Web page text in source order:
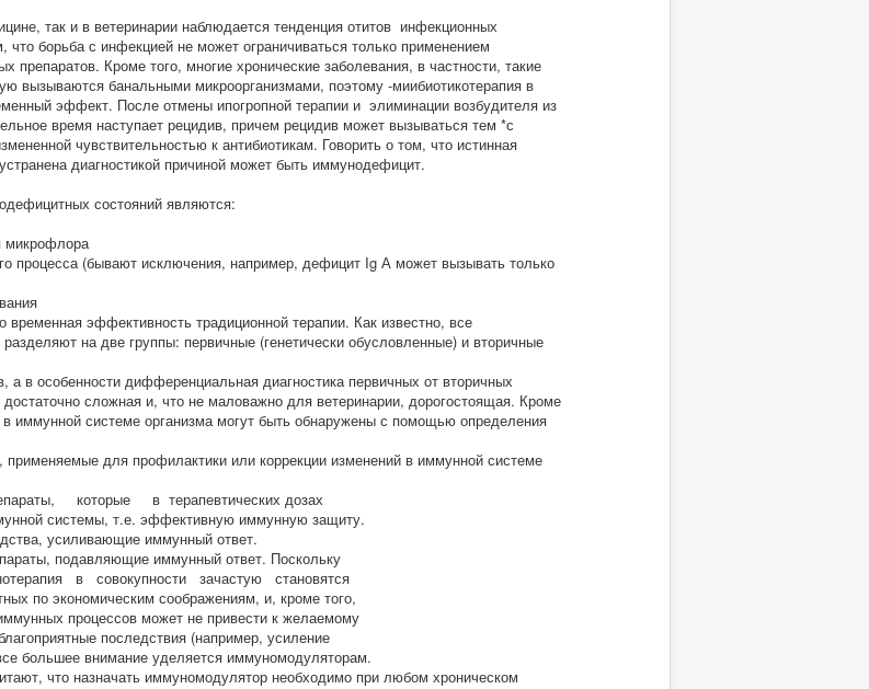
так и в ветеринарии наблюдается тенденция отитов инфекционных
борьба с инфекцией не может ограничиваться только применением
препаратов. Кроме того, многие хронические заболевания, в частности, такие
вызываются банальными микроорганизмами, поэтому -миибиотикотерапия в
эффект. После отмены ипогропной терапии и элиминации возбудителя из
время наступает рецидив, причем рецидив может вызываться тем *с
чувствительностью к антибиотикам. Говорить о том, что истинная
диагностикой причиной может быть иммунодефицит.
состояний являются:
микрофлора
процесса (бывают исключения, например, дефицит Ig А может вызывать только
эффективность традиционной терапии. Как известно, все
на две группы: первичные (генетически обусловленные) и вторичные
а в особенности дифференциальная диагностика первичных от вторичных
сложная и, что не маловажно для ветеринарии, дорогостоящая. Кроме
в иммунной системе организма могут быть обнаружены с помощью определения
применяемые для профилактики или коррекции изменений в иммунной системе
которые в терапевтических дозах
системы, т.е. эффективную иммунную защиту.
усиливающие иммунный ответ.
подавляющие иммунный ответ. Поскольку
в совокупности зачастую становятся
по экономическим соображениям, и, кроме того,
процессов может не привести к желаемому
последствия (например, усиление
большее внимание уделяется иммуномодуляторам.
что назначать иммуномодулятор необходимо при любом хроническом